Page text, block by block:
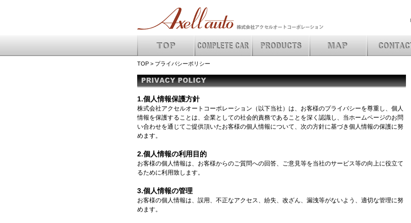
TOP > プライバシーポリシー
1.個人情報保護方針
株式会社アクセルオートコーポレーション（以下当社）は、お客様のプライバシーを尊重し、個人
情報を保護することは、企業としての社会的責務であることを深く認識し、当ホームページのお問
い合わせを通じてご提供頂いたお客様の個人情報について、次の方針に基づき個人情報の保護に努
めます。
2.個人情報の利用目的
お客様の個人情報は、お客様からのご質問への回答、ご意見等を当社のサービス等の向上に役立て
るために利用致します。
3.個人情報の管理
お客様の個人情報は、誤用、不正なアクセス、紛失、改ざん、漏洩等がないよう、適切な管理に努
めます。